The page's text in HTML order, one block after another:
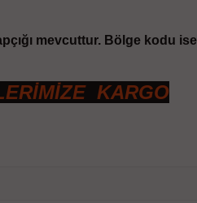
mevcuttur. Bölge kodu ise
KARGO